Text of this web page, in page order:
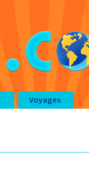
Voyages